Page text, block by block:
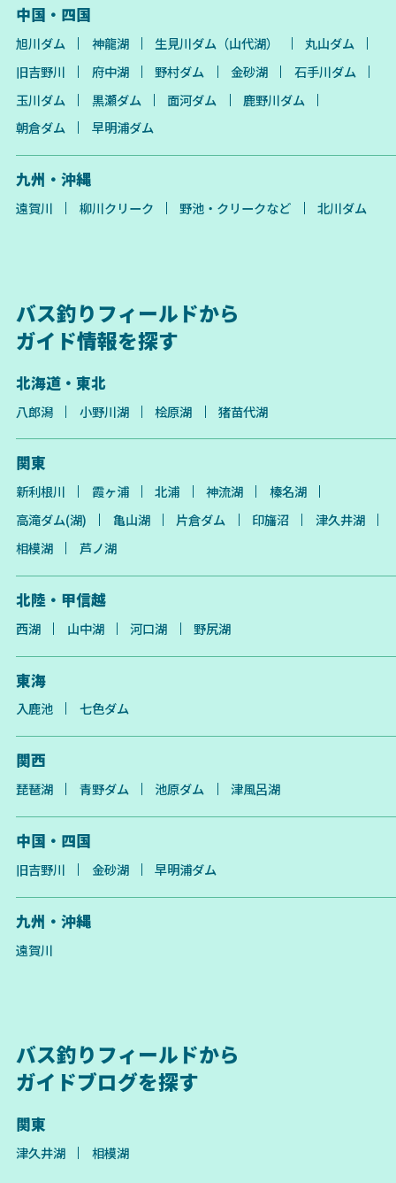
中国・四国
旭川ダム 神龍湖 生見川ダム（山代湖）
丸山ダム
旧吉野川
府中湖 野村ダム 金砂湖
石手川ダム
玉川ダム
黒瀬ダム 面河ダム
鹿野川ダム
朝倉ダム
早明浦ダム
九州・沖縄
遠賀川 柳川クリーク 野池・クリークなど 北川ダム
バス釣りフィールドから
ガイド情報を探す
北海道・東北
八郎潟 小野川湖 桧原湖 猪苗代湖
関東
新利根川 霞ヶ浦 北浦 神流湖
榛名湖
高滝ダム(湖)
亀山湖 片倉ダム 印旛沼
津久井湖
相模湖
芦ノ湖
北陸・甲信越
西湖 山中湖 河口湖 野尻湖
東海
入鹿池 七色ダム
関西
琵琶湖 青野ダム 池原ダム 津風呂湖
中国・四国
旧吉野川 金砂湖 早明浦ダム
九州・沖縄
遠賀川
バス釣りフィールドから
ガイドブログを探す
関東
津久井湖 相模湖